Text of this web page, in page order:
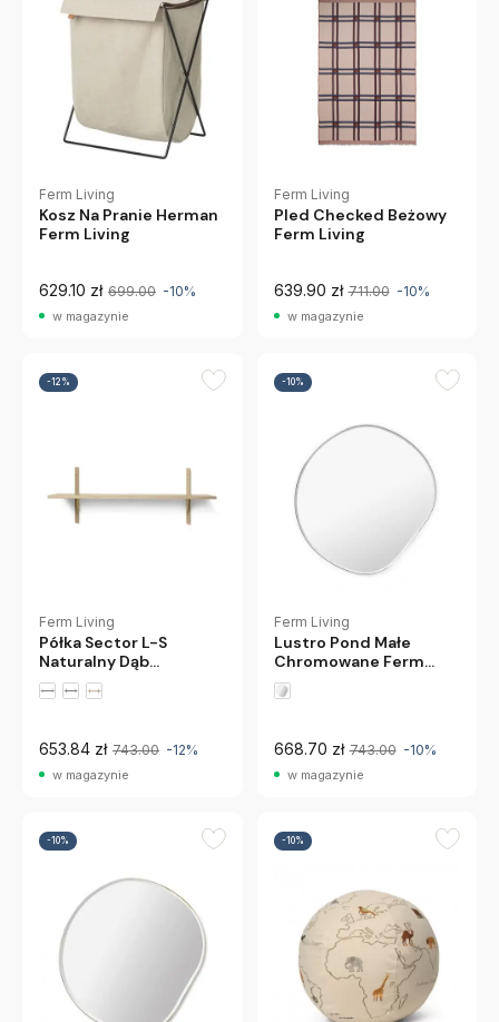
Ferm Living
Kosz Na Pranie Herman
Ferm Living
629.10 zł 699.00 -10%
w magazynie
Ferm Living
Pled Checked Beżowy
Ferm Living
639.90 zł 711.00 -10%
w magazynie
-12%
Ferm Living
Półka Sector L-S
Naturalny Dąb
Polerowany Mosiądz
Ferm Living
653.84 zł 743.00 -12%
w magazynie
-10%
Ferm Living
Lustro Pond Małe
Chromowane Ferm
Living
668.70 zł 743.00 -10%
w magazynie
-10% -10%